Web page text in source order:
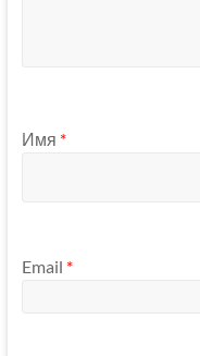
Имя *
Email *